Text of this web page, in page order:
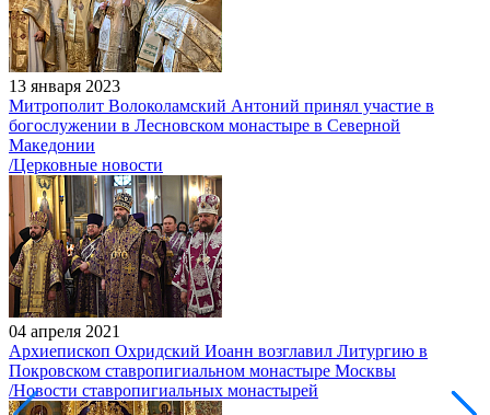
13 января 2023
Митрополит Волоколамский Антоний принял участие в
богослужении в Лесновском монастыре в Северной
Македонии
/Церковные новости
04 апреля 2021
Архиепископ Охридский Иоанн возглавил Литургию в
Покровском ставропигиальном монастыре Москвы
/Новости ставропигиальных монастырей